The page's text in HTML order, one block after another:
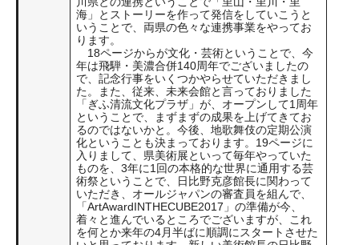
海」とストーリーを作って発信をしていこうと
いうことで、両県の色々な連携事業をやってお
ります。
18ページからが文化・芸術ということで、今
年は飛騨・美濃合併140周年でございましたの
で、記念行事をいくつかやらせていただきまし
た。また、従来、未来会館と言っておりました
「ぎふ清流文化プラザ」が、オープンして1周年
ということで、まずまずの成果を上げてきてお
るのではないかと。今後、地歌舞伎の定期公演
化ということも決まっております。19ページに
入りまして、県美術展といって毎年やっていた
ものを、3年に1回の本格的な世界に通用する芸
術祭ということで、日比野克彦館長に関わって
いただき、オールジャパンの審査員を組んで、
「ArtAwardINTHECUBE2017」の準備が今、
着々と進んでいるところでございますが、これ
を何とか来年の4月半ばに順調にスタートさせた